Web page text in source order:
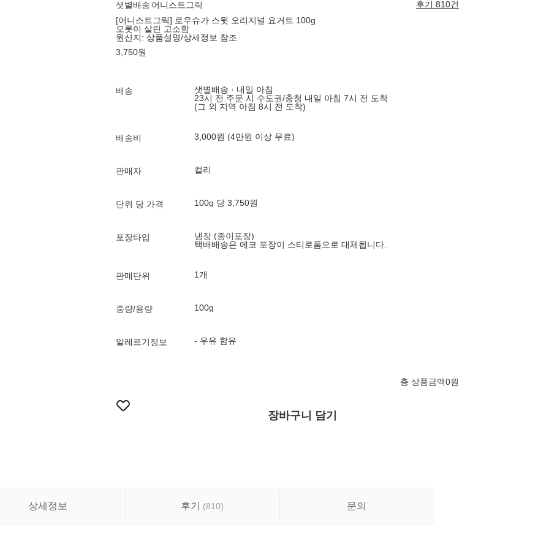
샛별배송 어니스트그릭
후기 810건
[어니스트그릭] 로우슈가 스윗 오리지널 요거트 100g
오롯이 살린 고소함
원산지: 상품설명/상세정보 참조
3,750원
배송
샛별배송 · 내일 아침
23시 전 주문 시 수도권/충청 내일 아침 7시 전 도착
(그 외 지역 아침 8시 전 도착)
배송비 3,000원 (4만원 이상 무료)
판매자 컬리
단위 당 가격 100g 당 3,750원
포장타입
냉장 (종이포장)
택배배송은 에코 포장이 스티로폼으로 대체됩니다.
판매단위 1개
중량/용량 100g
알레르기정보 - 우유 함유
총 상품금액0원
장바구니 담기
상세정보 후기 (810) 문의